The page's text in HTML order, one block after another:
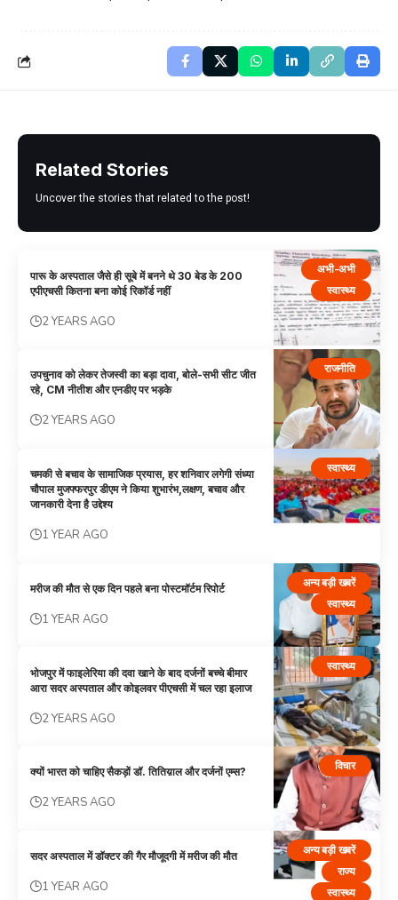
Related Stories
Uncover the stories that related to the post!
अभी-अभी
स्वास्थ्य
पारू के अस्पताल जैसे ही सूबे में बनने थे 30 बेड के 200
एपीएचसी कितना बना कोई रिकॉर्ड नहीं
2 YEARS AGO
राजनीति
उपचुनाव को लेकर तेजस्वी का बड़ा दावा, बोले-सभी सीट जीत
रहे, CM नीतीश और एनडीए पर भड़के
2 YEARS AGO
स्वास्थ्य
चमकी से बचाव के सामाजिक प्रयास, हर शनिवार लगेगी संध्या
चौपाल मुजफ्फरपुर डीएम ने किया शुभारंभ,लक्षण, बचाव और
जानकारी देना है उद्देश्य
1 YEAR AGO
अन्य बड़ी खबरें
स्वास्थ्य
मरीज की मौत से एक दिन पहले बना पोस्टमॉर्टम रिपोर्ट
1 YEAR AGO
स्वास्थ्य
भोजपुर में फाइलेरिया की दवा खाने के बाद दर्जनों बच्चे बीमार
आरा सदर अस्पताल और कोइलवर पीएचसी में चल रहा इलाज
2 YEARS AGO
विचार
क्यों भारत को चाहिए सैकड़ों डॉ. तितिय़ाल और दर्जनों एम्स?
2 YEARS AGO
अन्य बड़ी खबरें
राज्य
स्वास्थ्य
सदर अस्पताल में डॉक्टर की गैर मौजूदगी में मरीज की मौत
1 YEAR AGO